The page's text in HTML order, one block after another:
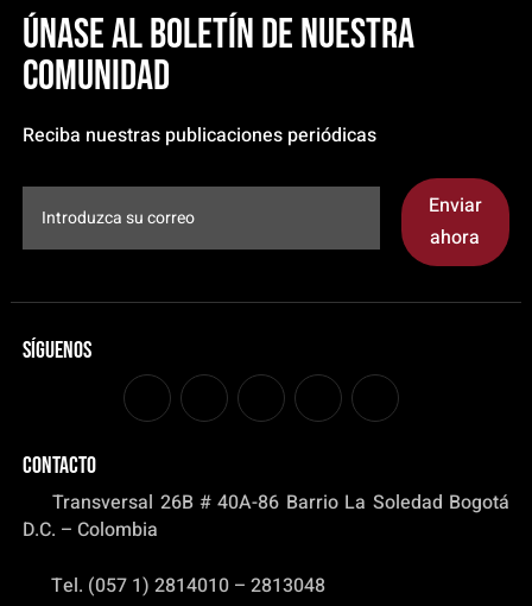
Únase al boletín de nuestra
comunidad
Reciba nuestras publicaciones periódicas
Enviar
ahora
Síguenos
CONTACTO
Transversal 26B # 40A-86 Barrio La Soledad Bogotá
D.C. – Colombia
Tel. (057 1) 2814010 – 2813048